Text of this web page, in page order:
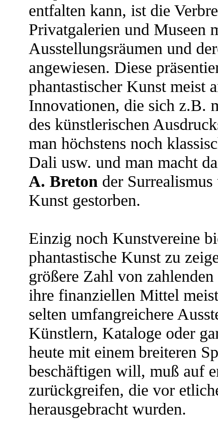
entfalten kann, ist die
Privatgalerien und Museen
Ausstellungsräumen und
angewiesen. Diese
phantastischer Kunst meist
Innovationen, die sich z.B.
des künstlerischen
man höchstens noch
Dali usw. und man macht
A. Breton der
Kunst gestorben.
Einzig noch Kunstvereine
phantastische Kunst zu
größere Zahl von
ihre finanziellen Mittel
selten umfangreichere
Künstlern, Kataloge oder
heute mit einem breiteren
beschäftigen will, muß auf
zurückgreifen, die vor
herausgebracht wurden.